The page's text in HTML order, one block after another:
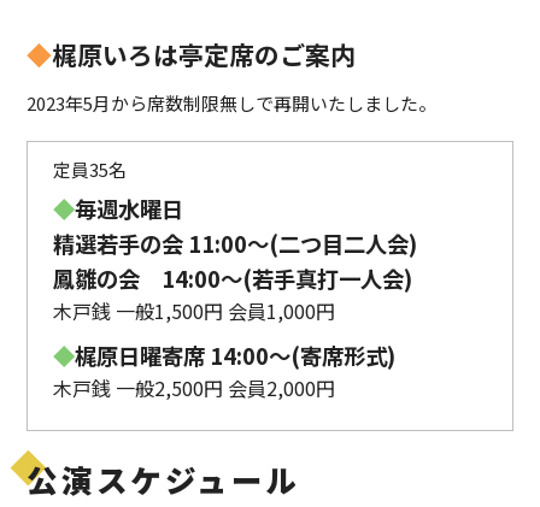
◆梶原いろは亭定席のご案内
2023年5月から席数制限無しで再開いたしました。
定員35名
◆毎週水曜日
精選若手の会 11:00〜(二つ目二人会)
鳳雛の会 14:00～(若手真打一人会)
木戸銭 一般1,500円 会員1,000円
◆梶原日曜寄席 14:00〜(寄席形式)
木戸銭 一般2,500円 会員2,000円
公演スケジュール